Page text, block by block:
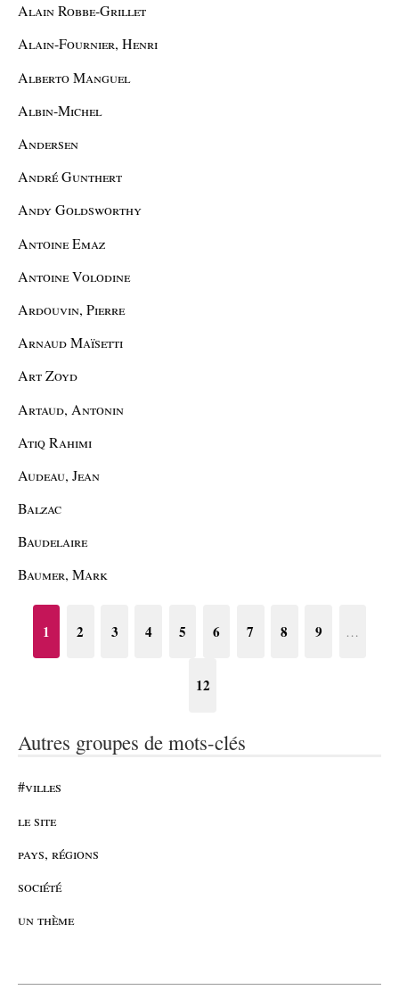
Alain Robbe-Grillet
Alain-Fournier, Henri
Alberto Manguel
Albin-Michel
Andersen
André Gunthert
Andy Goldsworthy
Antoine Emaz
Antoine Volodine
Ardouvin, Pierre
Arnaud Maïsetti
Art Zoyd
Artaud, Antonin
Atiq Rahimi
Audeau, Jean
Balzac
Baudelaire
Baumer, Mark
1 2 3 4 5 6 7 8 9 …
12
Autres groupes de mots-clés
#villes
le site
pays, régions
société
un thème